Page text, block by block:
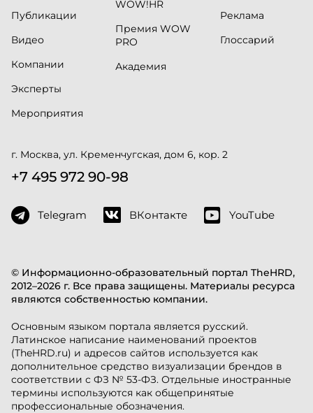
© Информационно-образовательный портал TheHRD,
2012–2026 г. Все права защищены. Материалы ресурса
являются собственностью компании.
Основным языком портала является русский.
Латинское написание наименований проектов
(TheHRD.ru) и адресов сайтов используется как
дополнительное средство визуализации брендов в
соответствии с ФЗ № 53-ФЗ. Отдельные иностранные
термины используются как общепринятые
профессиональные обозначения.
Публикации
Видео
Компании
Эксперты
Мероприятия
WOW!HR
Премия WOW
PRO
Академия
Реклама
Глоссарий
г. Москва, ул. Кременчугская, дом 6, кор. 2
+7 495 972 90-98
Telegram ВКонтакте YouTube